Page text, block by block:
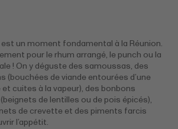
est un moment fondamental à la Réunion.
pour le rhum arrangé, le punch ou la
! On y déguste des samoussas, des
(bouchées de viande entourées d’une
cuites à la vapeur), des bonbons
de lentilles ou de pois épicés),
de crevette et des piments farcis
l’appétit.